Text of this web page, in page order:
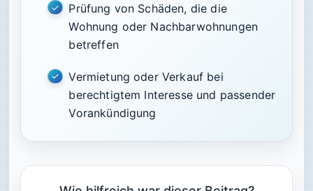
Prüfung von Schäden, die die
Wohnung oder Nachbarwohnungen
betreffen
Vermietung oder Verkauf bei
berechtigtem Interesse und passender
Vorankündigung